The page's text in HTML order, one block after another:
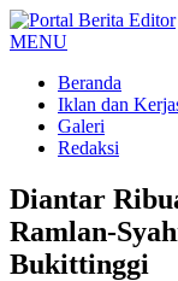
MENU
Beranda
Iklan dan
Galeri
Redaksi
Diantar
Ramlan-
Bukittinggi